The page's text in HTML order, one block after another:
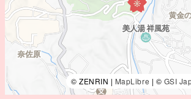
© ZENRIN | MapLibre | © GSI